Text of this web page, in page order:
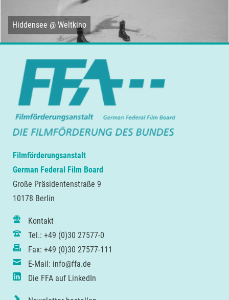
Hiddensee @ Weltkino
Filmförderungsanstalt
German Federal Film Board
Große Präsidentenstraße 9
10178 Berlin
Kontakt
Tel.: +49 (0)30 27577-0
Fax: +49 (0)30 27577-111
E-Mail: info@ffa.de
Die FFA auf LinkedIn